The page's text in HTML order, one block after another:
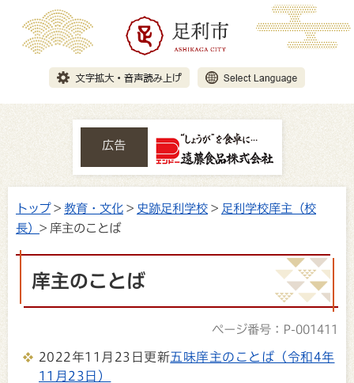
広告
トップ> 教育・文化 > 史跡足利学校 > 足利学校庠主（校
長） > 庠主のことば
庠主のことば
ページ番号：P-001411
2022年11月23日更新五味庠主のことば（令和4年
11月23日）